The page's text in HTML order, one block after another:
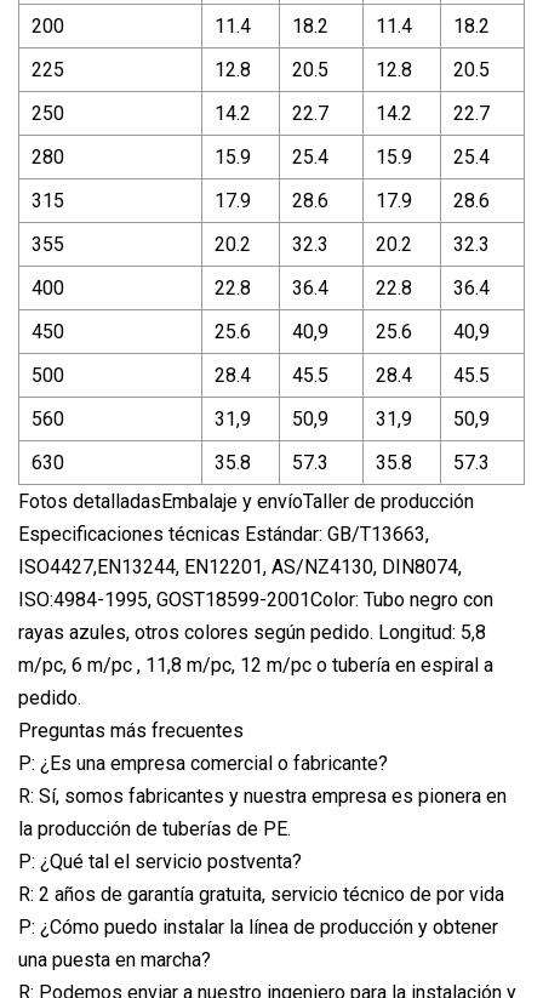
200 11.4 18.2 11.4
18.2
225
12.8 20.5 12.8
20.5
250
14.2 22.7 14.2
22.7
280
15.9 25.4 15.9
25.4
315
17.9 28.6 17.9
28.6
355
20.2 32.3 20.2
32.3
400
22.8 36.4 22.8
36.4
450
25.6 40,9 25.6
40,9
500
28.4 45.5 28.4
45.5
560
31,9 50,9 31,9
50,9
630
35.8 57.3 35.8
57.3
Fotos detalladasEmbalaje y envíoTaller de producción
Especificaciones técnicas Estándar: GB/T13663,
ISO4427,EN13244, EN12201, AS/NZ4130, DIN8074,
ISO:4984-1995, GOST18599-2001Color: Tubo negro con
rayas azules, otros colores según pedido. Longitud: 5,8
m/pc, 6 m/pc , 11,8 m/pc, 12 m/pc o tubería en espiral a
pedido.
Preguntas más frecuentes
P: ¿Es una empresa comercial o fabricante?
R: Sí, somos fabricantes y nuestra empresa es pionera en
la producción de tuberías de PE.
P: ¿Qué tal el servicio postventa?
R: 2 años de garantía gratuita, servicio técnico de por vida
P: ¿Cómo puedo instalar la línea de producción y obtener
una puesta en marcha?
R: Podemos enviar a nuestro ingeniero para la instalación y